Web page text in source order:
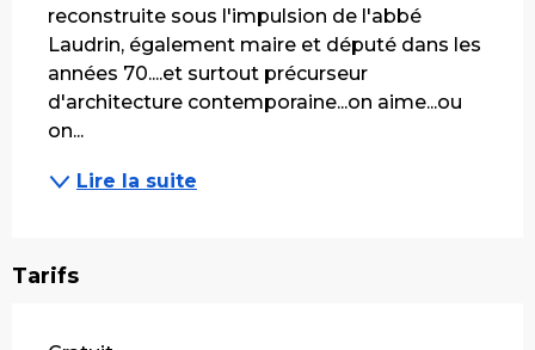
reconstruite sous l'impulsion de l'abbé
Laudrin, également maire et député dans les
années 70....et surtout précurseur
d'architecture contemporaine...on aime...ou
on...
Lire la suite
Tarifs